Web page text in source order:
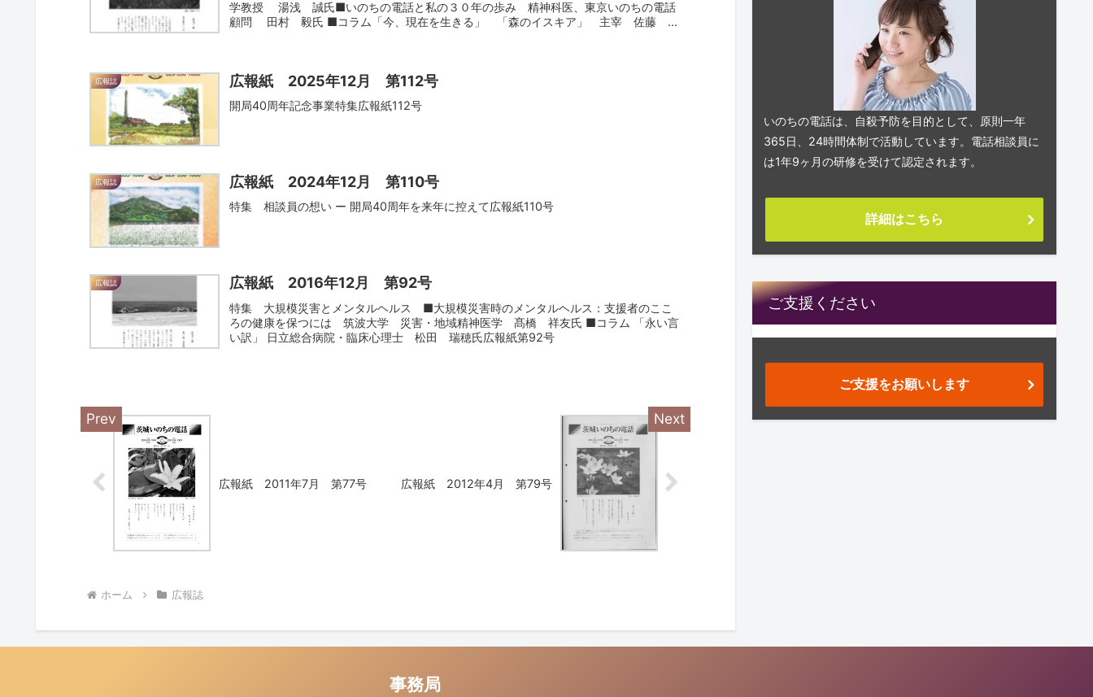
学教授 湯浅 誠氏■いのちの電話と私の３０年の歩み 精神科医、東京いのちの電話
顧問 田村 毅氏 ■コラム「今、現在を生きる」 「森のイスキア」 主宰 佐藤 ...
広報誌 広報紙 2025年12月 第112号
開局40周年記念事業特集広報紙112号
広報誌 広報紙 2024年12月 第110号
特集 相談員の想い ー 開局40周年を来年に控えて広報紙110号
広報誌 広報紙 2016年12月 第92号
特集 大規模災害とメンタルヘルス ■大規模災害時のメンタルヘルス：支援者のここ
ろの健康を保つには 筑波大学 災害・地域精神医学 髙橋 祥友氏 ■コラム 「永い言
い訳」 日立総合病院・臨床心理士 松田 瑞穂氏広報紙第92号
広報紙 2011年7月 第77号 広報紙 2012年4月 第79号
ホーム 広報誌
いのちの電話は、自殺予防を目的として、原則一年
365日、24時間体制で活動しています。電話相談員に
は1年9ヶ月の研修を受けて認定されます。
詳細はこちら
ご支援ください
ご支援をお願いします
事務局